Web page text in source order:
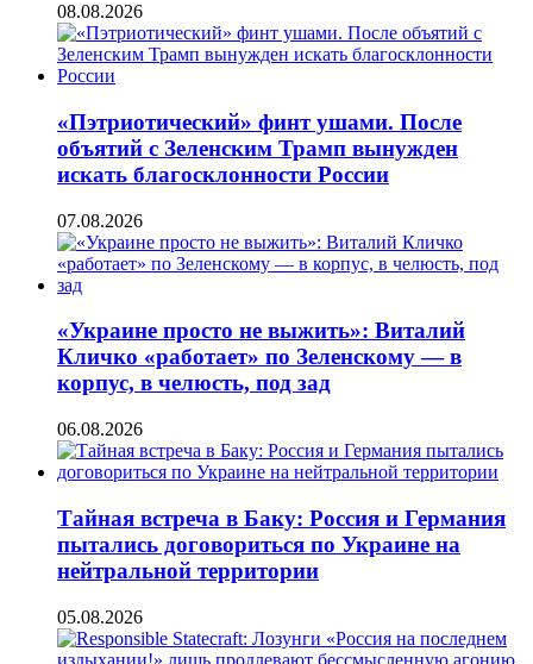
08.08.2026
«Пэтриотический» финт ушами. После
объятий с Зеленским Трамп вынужден
искать благосклонности России
07.08.2026
«Украине просто не выжить»: Виталий
Кличко «работает» по Зеленскому — в
корпус, в челюсть, под зад
06.08.2026
Тайная встреча в Баку: Россия и Германия
пытались договориться по Украине на
нейтральной территории
05.08.2026